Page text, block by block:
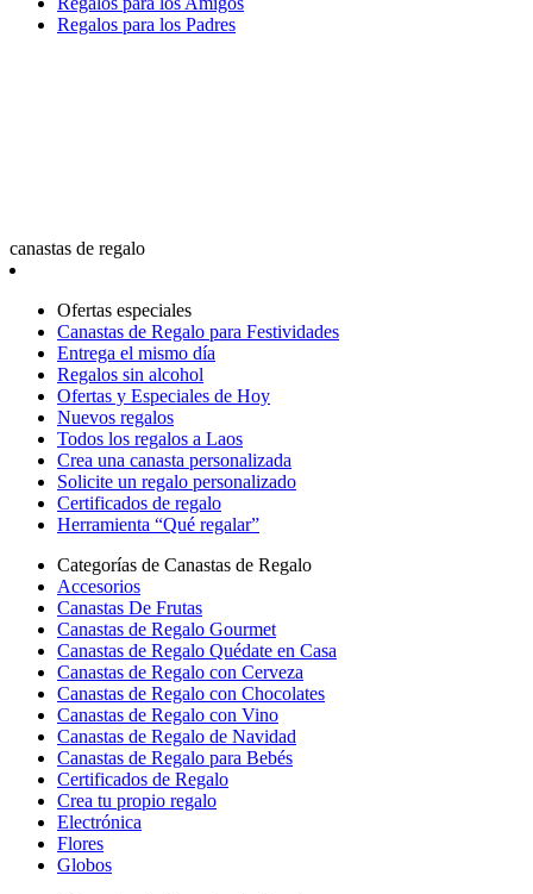
Regalos para los Padres
canastas de regalo
Ofertas especiales
Canastas de Regalo para Festividades
Entrega el mismo día
Regalos sin alcohol
Ofertas y Especiales de Hoy
Nuevos regalos
Todos los regalos a Laos
Crea una canasta personalizada
Solicite un regalo personalizado
Certificados de regalo
Herramienta “Qué regalar”
Categorías de Canastas de Regalo
Accesorios
Canastas De Frutas
Canastas de Regalo Gourmet
Canastas de Regalo Quédate en Casa
Canastas de Regalo con Cerveza
Canastas de Regalo con Chocolates
Canastas de Regalo con Vino
Canastas de Regalo de Navidad
Canastas de Regalo para Bebés
Certificados de Regalo
Crea tu propio regalo
Electrónica
Flores
Globos